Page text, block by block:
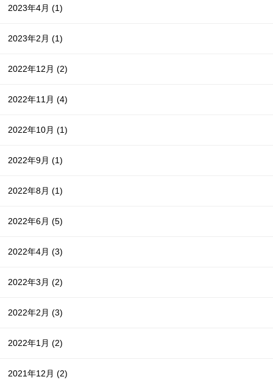
2023年4月(1)
2023年2月(1)
2022年12月(2)
2022年11月(4)
2022年10月(1)
2022年9月(1)
2022年8月(1)
2022年6月(5)
2022年4月(3)
2022年3月(2)
2022年2月(3)
2022年1月(2)
2021年12月(2)